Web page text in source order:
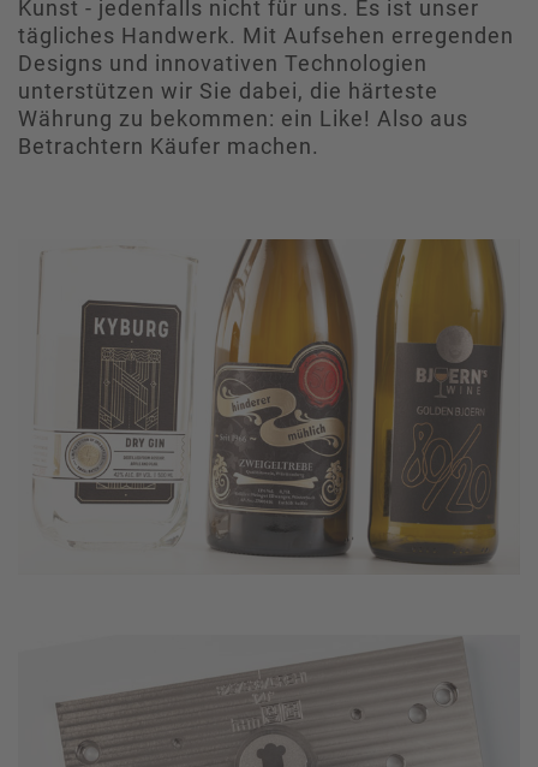
Kunst - jedenfalls nicht für uns. Es ist unser
tägliches Handwerk. Mit Aufsehen erregenden
Designs und innovativen Technologien
unterstützen wir Sie dabei, die härteste
Währung zu bekommen: ein Like! Also aus
Betrachtern Käufer machen.